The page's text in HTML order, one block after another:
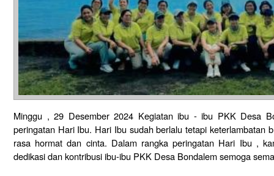
Minggu , 29 Desember 2024 Kegiatan ibu - ibu PKK Desa
peringatan Hari Ibu. Hari Ibu sudah berlalu tetapi keterlambatan
rasa hormat dan cinta. Dalam rangka peringatan Hari Ibu ,
dedikasi dan kontribusi ibu-ibu PKK Desa Bondalem semoga